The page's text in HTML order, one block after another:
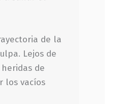
de la
Lejos de
de
los vacíos